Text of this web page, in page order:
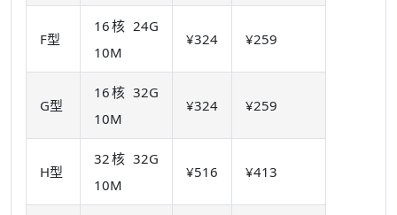
F型
16核 24G
10M
¥324 ¥259
G型
16核 32G
10M
¥324 ¥259
H型
32核 32G
10M
¥516 ¥413